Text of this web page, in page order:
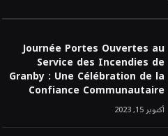
Journée Portes Ouvertes au
Service des Incendies de
Granby : Une Célébration de la
Confiance Communautaire
أكتوبر 15, 2023